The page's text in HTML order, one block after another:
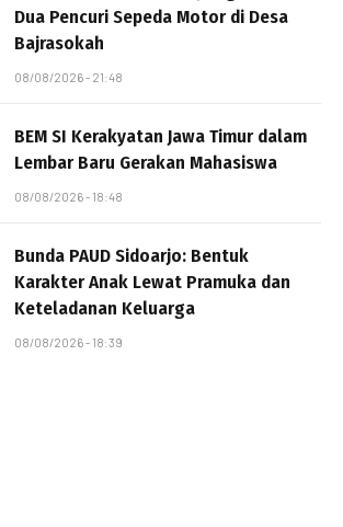
Dua Pencuri Sepeda Motor di Desa
Bajrasokah
08/08/2026 - 21:48
BEM SI Kerakyatan Jawa Timur dalam
Lembar Baru Gerakan Mahasiswa
08/08/2026 - 18:48
Bunda PAUD Sidoarjo: Bentuk
Karakter Anak Lewat Pramuka dan
Keteladanan Keluarga
08/08/2026 - 18:39